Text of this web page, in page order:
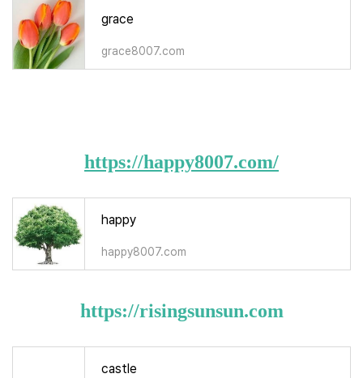
grace
grace8007.com
https://happy8007.com/
happy
happy8007.com
https://risingsunsun.com
castle